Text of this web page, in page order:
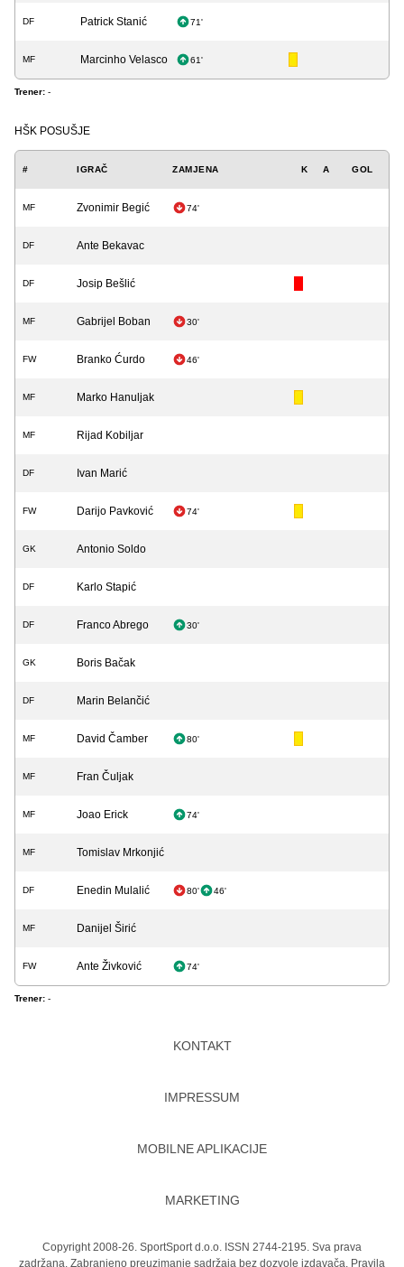
DF Patrick Stanić 71'
MF Marcinho Velasco 61'
Trener: -
HŠK POSUŠJE
# IGRAČ ZAMJENA K A GOL
MF Zvonimir Begić 74'
DF Ante Bekavac
DF Josip Bešlić
MF Gabrijel Boban 30'
FW Branko Ćurdo 46'
MF Marko Hanuljak
MF Rijad Kobiljar
DF Ivan Marić
FW Darijo Pavković 74'
GK Antonio Soldo
DF Karlo Stapić
DF Franco Abrego 30'
GK Boris Bačak
DF Marin Belančić
MF David Čamber 80'
MF Fran Čuljak
MF Joao Erick 74'
MF Tomislav Mrkonjić
DF Enedin Mulalić 80' 46'
MF Danijel Širić
FW Ante Živković 74'
Trener: -
KONTAKT
IMPRESSUM
MOBILNE APLIKACIJE
MARKETING
Copyright 2008-26. SportSport d.o.o. ISSN 2744-2195. Sva prava
zadržana. Zabranjeno preuzimanje sadržaja bez dozvole izdavača. Pravila